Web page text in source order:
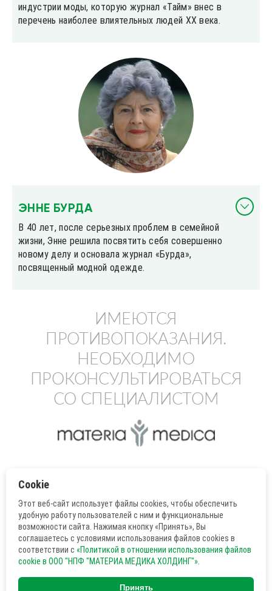
индустрии моды, которую журнал «Тайм» внес в
перечень наиболее влиятельных людей ХХ века.
ЭННЕ БУРДА
В 40 лет, после серьезных проблем в семейной
жизни, Энне решила посвятить себя совершенно
новому делу и основала журнал «Бурда»,
посвященный модной одежде.
ИМЕЮТСЯ
ПРОТИВОПОКАЗАНИЯ.
НЕОБХОДИМО
ПРОКОНСУЛЬТИРОВАТЬСЯ
СО СПЕЦИАЛИСТОМ
+7 (495) 684-43-33
Горячая линия:+7 (495) 681-93-00,+7
(495) 681-09-30
Фармаконадзор
Политика обработки персональных
Cookie
Этот веб-сайт использует файлы cookies, чтобы обеспечить
удобную работу пользователей с ним и функциональные
возможности сайта. Нажимая кнопку «Принять», Вы
соглашаетесь с условиями использования файлов cookies в
соответствии c «Политикой в отношении использования файлов
cookie в ООО "НПФ "МАТЕРИА МЕДИКА ХОЛДИНГ"»
Принять